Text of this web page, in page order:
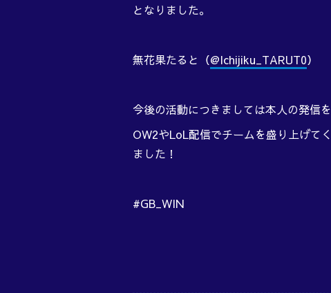
となりました。
無花果たると（@Ichijiku_TARUT0）
今後の活動につきましては本人の発信
OW2やLoL配信でチームを盛り上げて
ました！
#GB_WIN